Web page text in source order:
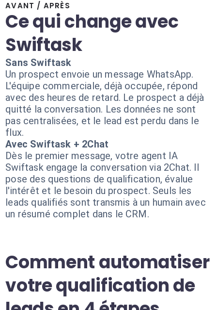
AVANT / APRÈS
Ce qui change avec
Swiftask
Sans Swiftask
Un prospect envoie un message WhatsApp.
L'équipe commerciale, déjà occupée, répond
avec des heures de retard. Le prospect a déjà
quitté la conversation. Les données ne sont
pas centralisées, et le lead est perdu dans le
flux.
Avec Swiftask + 2Chat
Dès le premier message, votre agent IA
Swiftask engage la conversation via 2Chat. Il
pose des questions de qualification, évalue
l'intérêt et le besoin du prospect. Seuls les
leads qualifiés sont transmis à un humain avec
un résumé complet dans le CRM.
Comment automatiser
votre qualification de